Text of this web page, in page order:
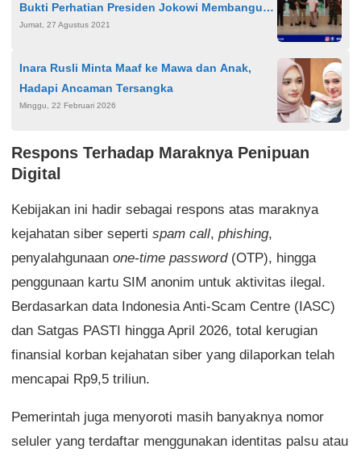
Bukti Perhatian Presiden Jokowi Membangun
SDM di Papua dan Papua Barat
Jumat, 27 Agustus 2021
Inara Rusli Minta Maaf ke Mawa dan Anak,
Hadapi Ancaman Tersangka
Minggu, 22 Februari 2026
Respons Terhadap Maraknya Penipuan
Digital
Kebijakan ini hadir sebagai respons atas maraknya
kejahatan siber seperti spam call, phishing,
penyalahgunaan one-time password(OTP), hingga
penggunaan kartu SIM anonim untuk aktivitas ilegal.
Berdasarkan data Indonesia Anti-Scam Centre (IASC)
dan Satgas PASTI hingga April 2026, total kerugian
finansial korban kejahatan siber yang dilaporkan telah
mencapai Rp9,5 triliun.
Pemerintah juga menyoroti masih banyaknya nomor
seluler yang terdaftar menggunakan identitas palsu atau